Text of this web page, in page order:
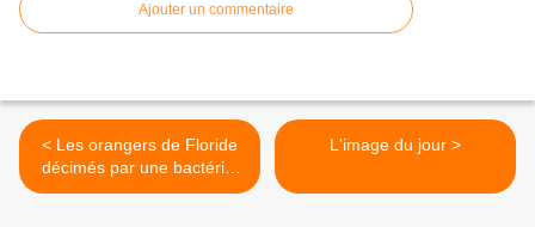
Ajouter un commentaire
< Les orangers de Floride
décimés par une bactérie,
le prix du jus s'envole
L'image du jour >